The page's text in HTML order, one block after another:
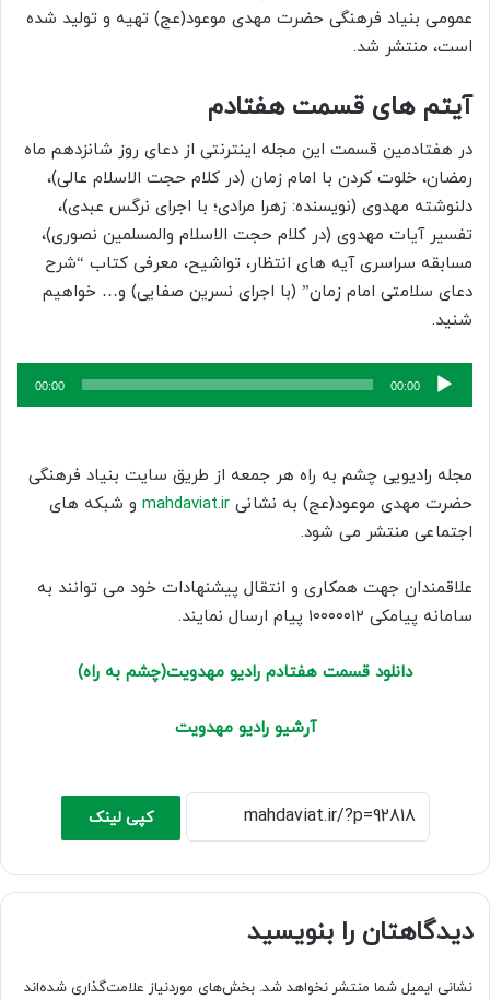
عمومی بنیاد فرهنگی حضرت مهدی موعود(عج) تهیه و تولید شده
است، منتشر شد.
آیتم های قسمت هفتادم
در هفتادمین قسمت این مجله اینترنتی از دعای روز شانزدهم ماه
رمضان، خلوت کردن با امام زمان (در کلام حجت الاسلام عالی)،
دلنوشته مهدوی (نویسنده: زهرا مرادی؛ با اجرای نرگس عبدی)،
تفسیر آیات مهدوی (در کلام حجت الاسلام والمسلمین نصوری)،
مسابقه سراسری آیه های انتظار، تواشیح، معرفی کتاب “شرح
دعای سلامتی امام زمان” (با اجرای نسرین صفایی) و… خواهیم
شنید.
پخش‌کننده
صوت
00:00
00:00
مجله رادیویی چشم به راه هر جمعه از طریق سایت بنیاد فرهنگی
حضرت مهدی موعود(عج) به نشانی mahdaviat.ir و شبکه های
اجتماعی منتشر می شود.
علاقمندان جهت همکاری و انتقال پیشنهادات خود می توانند به
سامانه پیامکی ۱۰۰۰۰۰۱۲ پیام ارسال نمایند.
دانلود قسمت هفتادم رادیو مهدویت(چشم به راه)
آرشیو رادیو مهدویت
کپی لینک
دیدگاهتان را بنویسید
نشانی ایمیل شما منتشر نخواهد شد. بخش‌های موردنیاز علامت‌گذاری شده‌اند